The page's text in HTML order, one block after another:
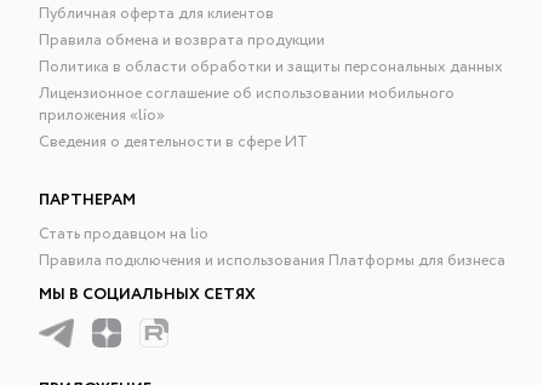
Публичная оферта для клиентов
Правила обмена и возврата продукции
Политика в области обработки и защиты персональных данных
Лицензионное соглашение об использовании мобильного
приложения «lío»
Сведения о деятельности в сфере ИТ
ПАРТНЕРАМ
Стать продавцом на lio
Правила подключения и использования Платформы для бизнеса
МЫ В СОЦИАЛЬНЫХ СЕТЯХ